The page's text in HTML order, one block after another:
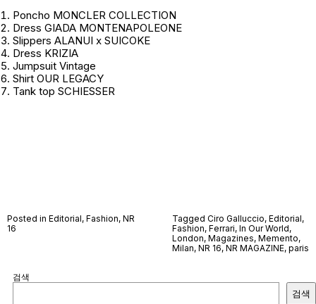
Poncho MONCLER COLLECTION
Dress GIADA MONTENAPOLEONE
Slippers ALANUI x SUICOKE
Dress KRIZIA
Jumpsuit Vintage
Shirt OUR LEGACY
Tank top SCHIESSER
Posted in Editorial, Fashion, NR
16
Tagged Ciro Galluccio, Editorial,
Fashion, Ferrari, In Our World,
London, Magazines, Memento,
Milan, NR 16, NR MAGAZINE, paris
검색
검색